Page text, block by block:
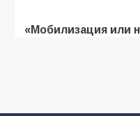
«Мобилизация или